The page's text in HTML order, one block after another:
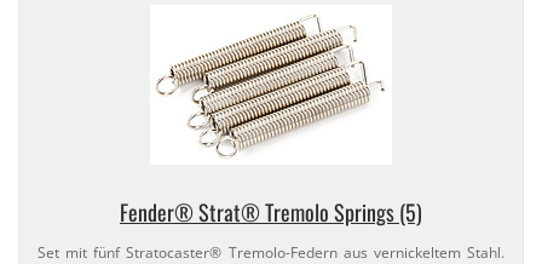
Fender® Strat® Tremolo Springs (5)
Set mit fünf Stratocaster® Tremolo-​Federn aus vernickeltem Stahl.